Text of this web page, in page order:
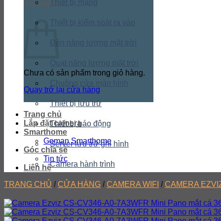
Giỏ hàng
Chưa có sản phẩm trong giỏ hàng.
Quay trở lại cửa hàng
Thiết bị mạng
Đèn năng lượng mặt trời
Thiết bị lưu trữ
Thiết bị báo động
Server lưu trữ ghi hình
Camera hành trình
Trang chủ
Lắp đặt camera
Smarthome
Goman Smarthome
Góc chia sẻ
Tin tức
Liên hệ
TRANG CHỦ / CỬA HÀNG / CAMERA WIFI / CAMERA